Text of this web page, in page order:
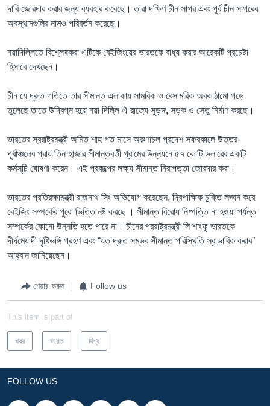
দাবি জোরদার করার জন্য ব্যবহার করেছে। তারা দক্ষিণ চীন সাগর এবং পূর্ব চীন সাগরের
অবস্থানগুলির নামও পরিবর্তন করেছে।
নয়াদিল্লিতে বিশ্লেষকরা এটিকে বেইজিংয়ের ভারতকে বাধ্য করার আরেকটি প্রচেষ্টা
হিসাবে দেখছেন।
চীন যে দ্রুত গতিতে তার সীমান্ত এলাকায় সামরিক ও বেসামরিক অবকাঠামো গড়ে
তুলেছে তাতে উদ্বিগ্ন হয়ে নয়া দিল্লি ঐ রাজ্যে সুড়ঙ্গ, সড়ক ও সেতু নির্মাণ করছে।
ভারতের স্বরাষ্ট্রমন্ত্রী অমিত শাহ গত মাসে অরুণাচল প্রদেশ সফরকালে উত্তর-
পূর্বাঞ্চলের প্রায় তিন হাজার সীমান্তবর্তী গ্রামের উন্নয়নে ৫৭ কোটি ডলারের একটি
কর্মসূচি ঘোষণা করেন। এই প্রকল্পের লক্ষ্য সীমান্ত নিরাপত্তা জোরদার করা।
ভারতের প্রতিরক্ষামন্ত্রী রাজনাথ সিং অভিযোগ করেছেন, দ্বিপাক্ষিক চুক্তি লঙ্ঘন করে
বেইজিং সম্পর্কের পুরো ভিত্তি নষ্ট করছে । সীমান্ত বিরোধ নিষ্পত্তি না হওয়া পর্যন্ত
সম্পর্কের কোনো উন্নতি হতে পারে না। চীনের পররাষ্ট্রমন্ত্রী লি শাংফু ভারতকে
দীর্ঘমেয়াদী দৃষ্টিভঙ্গি গ্রহণ এবং “যত দ্রুত সম্ভব সীমান্ত পরিস্থিতি স্বাভাবিক করার”
আহ্বান জানিয়েছেন।
শেয়ার করুন Follow us
This item is part of
খবর ভারত বিশ্ব
FOLLOW US